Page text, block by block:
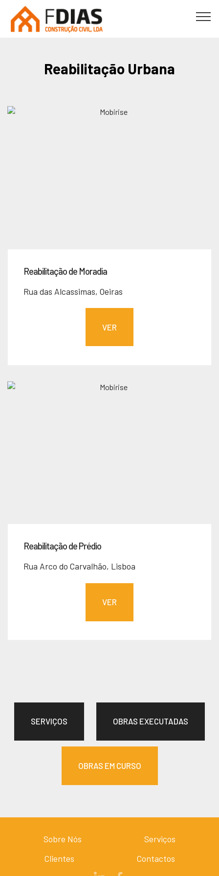
Reabilitação Urbana
Reabilitação de Moradia
Rua das Alcassimas, Oeiras
VER
Reabilitação de Prédio
Rua Arco do Carvalhão, Lisboa
VER
SERVIÇOS OBRAS EXECUTADAS
OBRAS EM CURSO
Sobre Nós
Serviços
Clientes
Contactos